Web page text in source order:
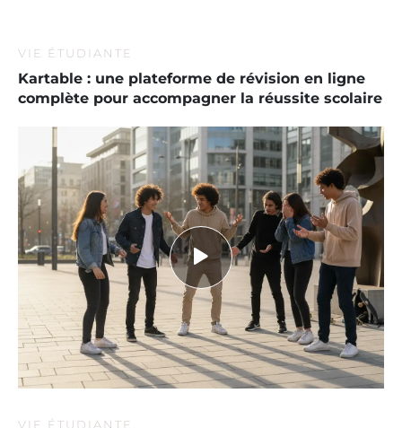
VIE ÉTUDIANTE
Kartable : une plateforme de révision en ligne
complète pour accompagner la réussite scolaire
VIE ÉTUDIANTE